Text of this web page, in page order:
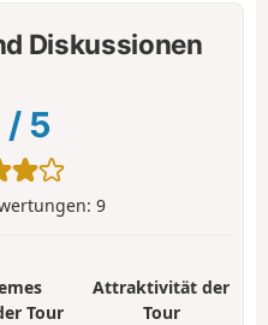
Diskussionen
/ 5
9
Tour
Attraktivität der
Tour